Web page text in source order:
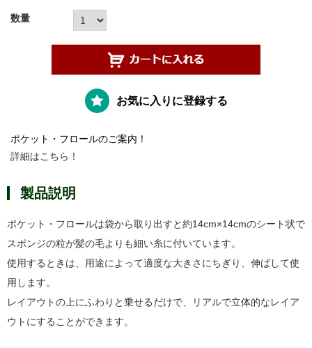
数量
お気に入りに登録する
ポケット・フロールのご案内！
詳細はこちら！
製品説明
ポケット・フロールは袋から取り出すと約14cm×14cmのシート状で
スポンジの粒が髪の毛よりも細い糸に付いています。
使用するときは、用途によって適度な大きさにちぎり、伸ばして使
用します。
レイアウトの上にふわりと乗せるだけで、リアルで立体的なレイア
ウトにすることができます。